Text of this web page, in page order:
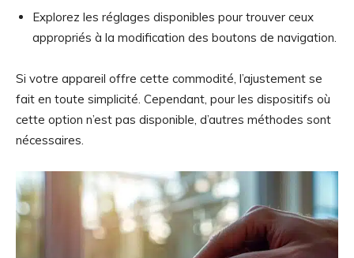
Explorez les réglages disponibles pour trouver ceux
appropriés à la modification des boutons de navigation.
Si votre appareil offre cette commodité, l’ajustement se
fait en toute simplicité. Cependant, pour les dispositifs où
cette option n’est pas disponible, d’autres méthodes sont
nécessaires.